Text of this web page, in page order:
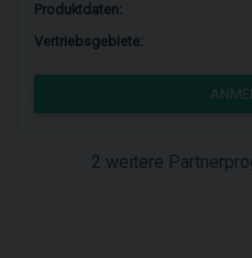
Produktdaten:
Vertriebsgebiete:
2 weitere